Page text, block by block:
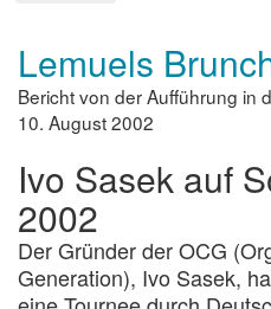
Musterfamilie
Lemuels
Bericht von der Aufführung in
10. August 2002
Ivo Sasek auf
2002
Der Gründer der OCG
Generation), Ivo Sasek,